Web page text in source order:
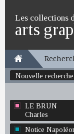
Les collections
arts
Nouvelle recherche
LE BRUN
Charles
Notice